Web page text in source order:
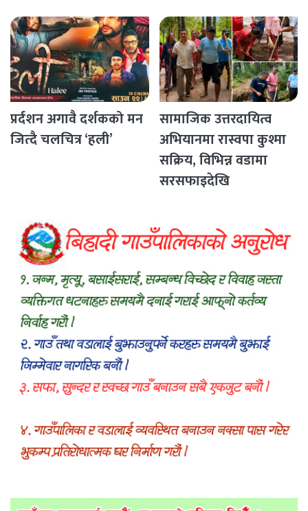
प्रर्दशन अगावै दर्शकको मन
जित्दै चलचित्र ‘हली’
सामाजिक उत्तरदायित्व
अभियानमा रास्वपा कुश्मा
सक्रिय, विभिन्न वडामा
सरसफाइदेखि